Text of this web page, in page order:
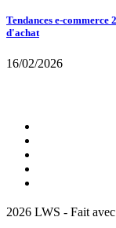
Tendances e-commerce
d'achat
16/02/2026
2026 LWS - Fait